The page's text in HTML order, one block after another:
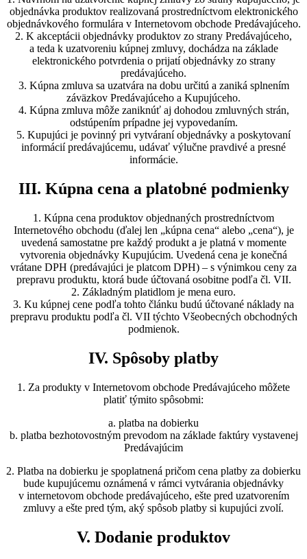
objednávka produktov realizovaná prostredníctvom elektronického
objednávkového formulára v Internetovom obchode Predávajúceho.
2. K akceptácii objednávky produktov zo strany Predávajúceho,
a teda k uzatvoreniu kúpnej zmluvy, dochádza na základe
elektronického potvrdenia o prijatí objednávky zo strany
predávajúceho.
3. Kúpna zmluva sa uzatvára na dobu určitú a zaniká splnením
záväzkov Predávajúceho a Kupujúceho.
4. Kúpna zmluva môže zaniknúť aj dohodou zmluvných strán,
odstúpením prípadne jej vypovedaním.
5. Kupujúci je povinný pri vytváraní objednávky a poskytovaní
informácií predávajúcemu, udávať výlučne pravdivé a presné
informácie.
III. Kúpna cena a platobné podmienky
1. Kúpna cena produktov objednaných prostredníctvom
Internetového obchodu (ďalej len „kúpna cena“ alebo „cena“), je
uvedená samostatne pre každý produkt a je platná v momente
vytvorenia objednávky Kupujúcim. Uvedená cena je konečná
vrátane DPH (predávajúci je platcom DPH) – s výnimkou ceny za
prepravu produktu, ktorá bude účtovaná osobitne podľa čl. VII.
2. Základným platidlom je mena euro.
3. Ku kúpnej cene podľa tohto článku budú účtované náklady na
prepravu produktu podľa čl. VII týchto Všeobecných obchodných
podmienok.
IV. Spôsoby platby
1. Za produkty v Internetovom obchode Predávajúceho môžete
platiť týmito spôsobmi:
a. platba na dobierku
b. platba bezhotovostným prevodom na základe faktúry vystavenej
Predávajúcim
2. Platba na dobierku je spoplatnená pričom cena platby za dobierku
bude kupujúcemu oznámená v rámci vytvárania objednávky
v internetovom obchode predávajúceho, ešte pred uzatvorením
zmluvy a ešte pred tým, aký spôsob platby si kupujúci zvolí.
V. Dodanie produktov